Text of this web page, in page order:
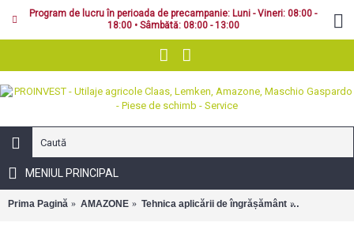
Program de lucru în perioada de precampanie: Luni - Vineri: 08:00 -
18:00 • Sâmbătă: 08:00 - 13:00
MENIUL PRINCIPAL
Prima Pagină AMAZONE Tehnica aplicării de îngrășământ